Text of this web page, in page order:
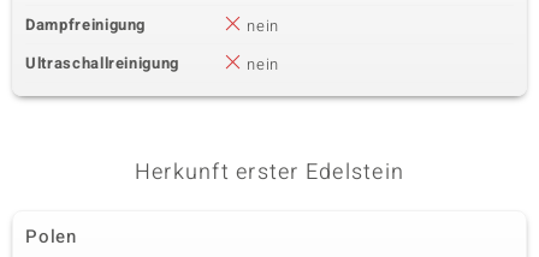
Dampfreinigung
nein
Ultraschallreinigung
nein
Herkunft erster Edelstein
Polen